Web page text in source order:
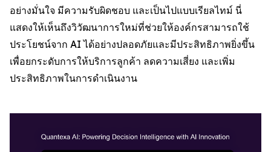
อย่างมั่นใจ มีความรับผิดชอบ และเป็นไปแบบเรียลไทม์ นี่
แสดงให้เห็นถึงวิวัฒนาการใหม่ที่ช่วยให้องค์กรสามารถใช้
ประโยชน์จาก AI ได้อย่างปลอดภัยและมีประสิทธิภาพยิ่งขึ้น
เพื่อยกระดับการให้บริการลูกค้า ลดความเสี่ยง และเพิ่ม
ประสิทธิภาพในการดำเนินงาน